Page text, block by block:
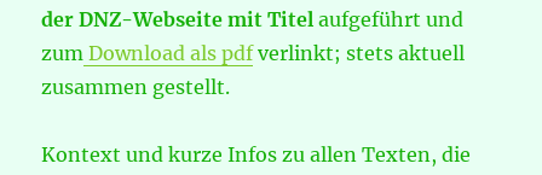
der DNZ-Webseite mit Titel aufgeführt und
zum Download als pdfverlinkt; stets aktuell
zusammen gestellt.
Kontext und kurze Infos zu allen Texten, die